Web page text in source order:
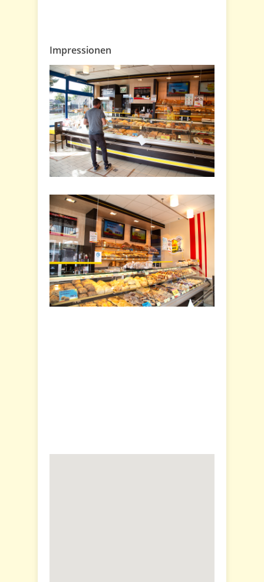
Impressionen